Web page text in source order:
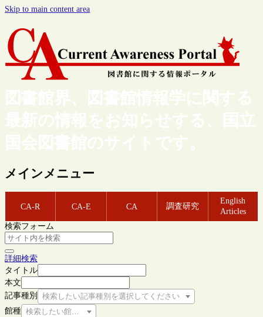
Skip to main content area
図書館界、図書館情報学に関する
最新の情報をお知らせする、国立
国会図書館のサイトです。
メインメニュー
CA-R CA-E CA 調査研究
English
Articles
検索フォーム
詳細検索
タイトル
本文
記事種別
検索したい記事種別を選択してください
館種 検索したい館種を選択してください